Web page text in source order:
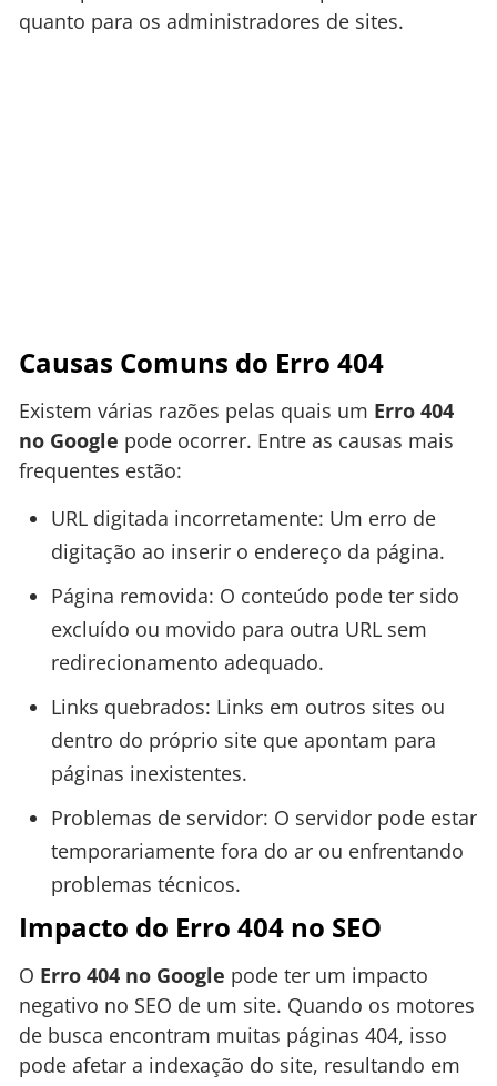
quanto para os administradores de sites.
Causas Comuns do Erro 404
Existem várias razões pelas quais um Erro 404
no Google pode ocorrer. Entre as causas mais
frequentes estão:
URL digitada incorretamente: Um erro de
digitação ao inserir o endereço da página.
Página removida: O conteúdo pode ter sido
excluído ou movido para outra URL sem
redirecionamento adequado.
Links quebrados: Links em outros sites ou
dentro do próprio site que apontam para
páginas inexistentes.
Problemas de servidor: O servidor pode estar
temporariamente fora do ar ou enfrentando
problemas técnicos.
Impacto do Erro 404 no SEO
O Erro 404 no Google pode ter um impacto
negativo no SEO de um site. Quando os motores
de busca encontram muitas páginas 404, isso
pode afetar a indexação do site, resultando em